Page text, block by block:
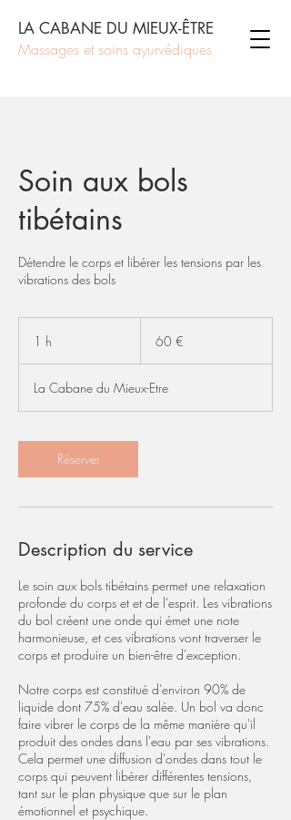
LA CABANE DU MIEUX-ÊTRE
Massages et soins ayurvédiques
Soin aux bols
tibétains
Détendre le corps et libérer les tensions par les
vibrations des bols
1 h 60 €
La Cabane du Mieux-Etre
Réserver
Description du service
Le soin aux bols tibétains permet une relaxation
profonde du corps et et de l'esprit. Les vibrations
du bol créent une onde qui émet une note
harmonieuse, et ces vibrations vont traverser le
corps et produire un bien-être d'exception.
Notre corps est constitué d'environ 90% de
liquide dont 75% d'eau salée. Un bol va donc
faire vibrer le corps de la même manière qu'il
produit des ondes dans l'eau par ses vibrations.
Cela permet une diffusion d'ondes dans tout le
corps qui peuvent libérer différentes tensions,
tant sur le plan physique que sur le plan
émotionnel et psychique.